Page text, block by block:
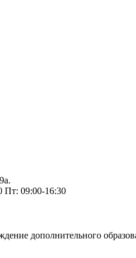
Пт: 09:00-16:30
дополнительного